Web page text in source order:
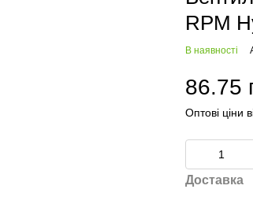
RPM
В наявності
86.75
Оптові ціни
Доставка